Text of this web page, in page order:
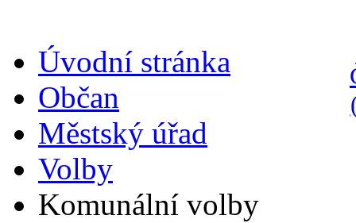
Úvodní stránka
Občan
Městský úřad
Volby
Komunální volby